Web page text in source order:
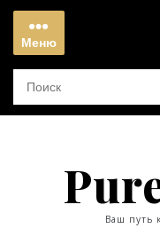
Перейти
содержимому
Меню
Меню
Ваш путь